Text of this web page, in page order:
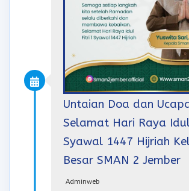
Untaian Doa dan
Selamat Hari Raya
Syawal 1447 Hijriah
Besar SMAN 2 Jember
Adminweb